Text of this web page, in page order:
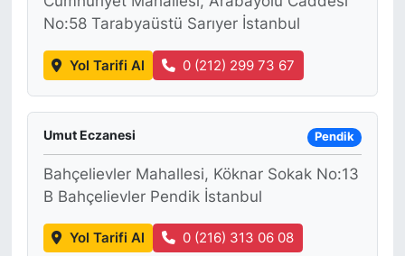
No:58 Tarabyaüstü Sarıyer İstanbul
Yol Tarifi Al 0 (212) 299 73 67
Umut Eczanesi Pendik
Bahçelievler Mahallesi, Köknar Sokak No:13
B Bahçelievler Pendik İstanbul
Yol Tarifi Al 0 (216) 313 06 08